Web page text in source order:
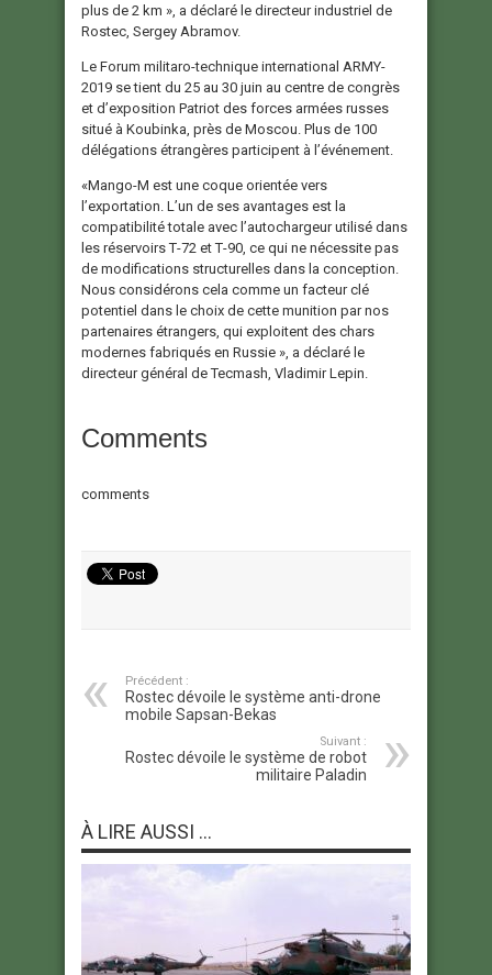
plus de 2 km », a déclaré le directeur industriel de
Rostec, Sergey Abramov.
Le Forum militaro-technique international ARMY-
2019 se tient du 25 au 30 juin au centre de congrès
et d’exposition Patriot des forces armées russes
situé à Koubinka, près de Moscou. Plus de 100
délégations étrangères participent à l’événement.
«Mango-M est une coque orientée vers
l’exportation. L’un de ses avantages est la
compatibilité totale avec l’autochargeur utilisé dans
les réservoirs Т-72 et Т-90, ce qui ne nécessite pas
de modifications structurelles dans la conception.
Nous considérons cela comme un facteur clé
potentiel dans le choix de cette munition par nos
partenaires étrangers, qui exploitent des chars
modernes fabriqués en Russie », a déclaré le
directeur général de Tecmash, Vladimir Lepin.
Comments
comments
Précédent :
Rostec dévoile le système anti-drone
mobile Sapsan-Bekas
Suivant :
Rostec dévoile le système de robot
militaire Paladin
À LIRE AUSSI ...